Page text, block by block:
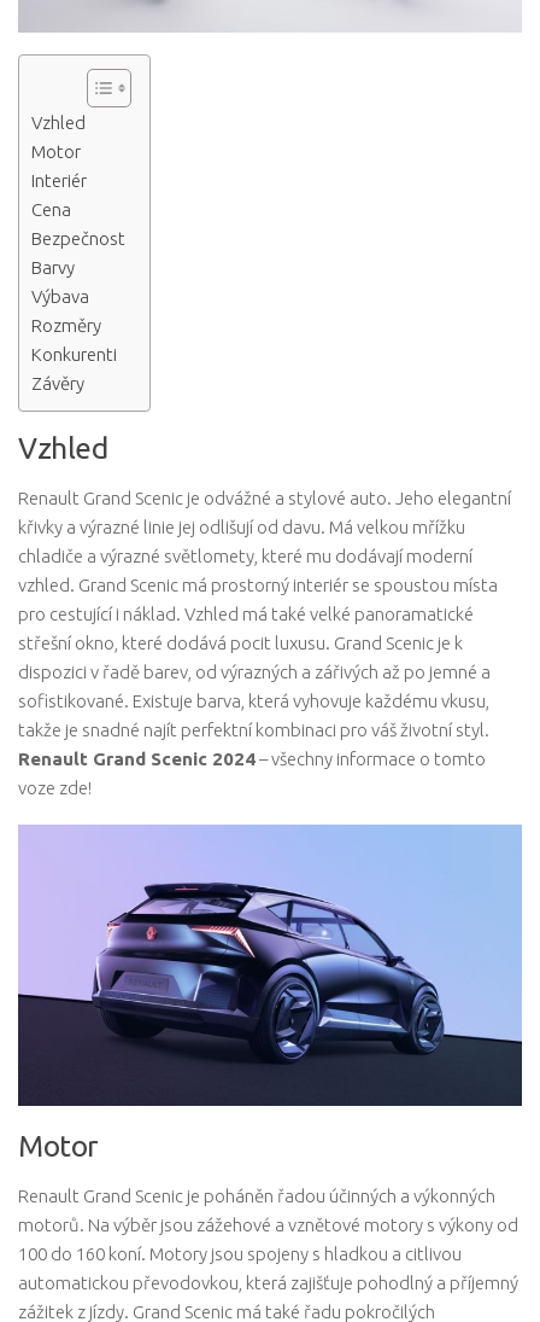
Vzhled
Motor
Interiér
Cena
Bezpečnost
Barvy
Výbava
Rozměry
Konkurenti
Závěry
Vzhled
Renault Grand Scenic je odvážné a stylové auto. Jeho elegantní
křivky a výrazné linie jej odlišují od davu. Má velkou mřížku
chladiče a výrazné světlomety, které mu dodávají moderní
vzhled. Grand Scenic má prostorný interiér se spoustou místa
pro cestující i náklad. Vzhled má také velké panoramatické
střešní okno, které dodává pocit luxusu. Grand Scenic je k
dispozici v řadě barev, od výrazných a zářivých až po jemné a
sofistikované. Existuje barva, která vyhovuje každému vkusu,
takže je snadné najít perfektní kombinaci pro váš životní styl.
Renault Grand Scenic 2024– všechny informace o tomto
voze zde!
Motor
Renault Grand Scenic je poháněn řadou účinných a výkonných
motorů. Na výběr jsou zážehové a vznětové motory s výkony od
100 do 160 koní. Motory jsou spojeny s hladkou a citlivou
automatickou převodovkou, která zajišťuje pohodlný a příjemný
zážitek z jízdy. Grand Scenic má také řadu pokročilých